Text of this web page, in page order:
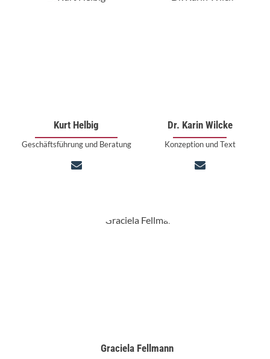
Kurt Helbig
Geschäftsführung und Beratung
Dr. Karin Wilcke
Konzeption und Text
Graciela Fellmann